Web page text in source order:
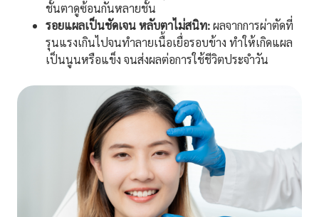
ชั้นตาดูซ้อนกันหลายชั้น
รอยแผลเป็นชัดเจน หลับตาไม่สนิท:ผลจากการผ่าตัดที่
รุนแรงเกินไปจนทำลายเนื้อเยื่อรอบข้าง ทำให้เกิดแผล
เป็นนูนหรือแข็ง จนส่งผลต่อการใช้ชีวิตประจำวัน